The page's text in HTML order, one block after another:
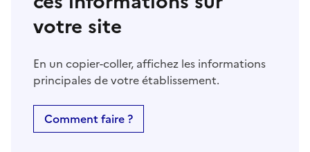
votre site
En un copier-coller, affichez les informations
principales de votre établissement.
Comment faire ?